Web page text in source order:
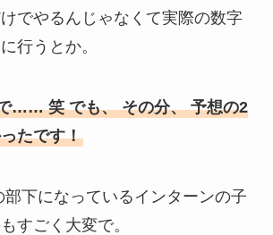
でやるんじゃなくて実際の数字
行うとか。
…… 笑 でも、 その分、 予想の2
たです！
下になっているインターンの子
すごく大変で。